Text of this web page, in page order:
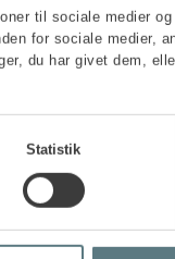
til sociale medier
for sociale medier,
du har givet dem,
Statistik